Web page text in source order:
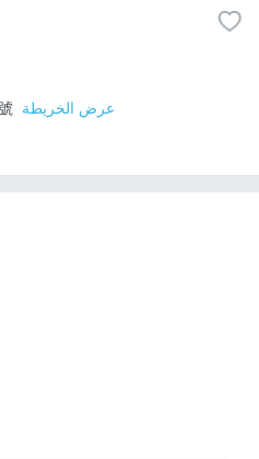
عرض الخريطة